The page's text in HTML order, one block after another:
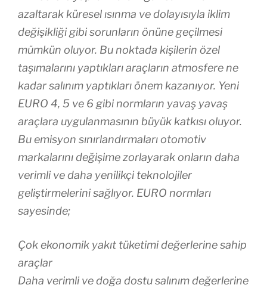
azaltarak küresel ısınma ve dolayısıyla iklim
değişikliği gibi sorunların önüne geçilmesi
mümkün oluyor. Bu noktada kişilerin özel
taşımalarını yaptıkları araçların atmosfere ne
kadar salınım yaptıkları önem kazanıyor. Yeni
EURO 4, 5 ve 6 gibi normların yavaş yavaş
araçlara uygulanmasının büyük katkısı oluyor.
Bu emisyon sınırlandırmaları otomotiv
markalarını değişime zorlayarak onların daha
verimli ve daha yenilikçi teknolojiler
geliştirmelerini sağlıyor. EURO normları
sayesinde;
Çok ekonomik yakıt tüketimi değerlerine sahip
araçlar
Daha verimli ve doğa dostu salınım değerlerine